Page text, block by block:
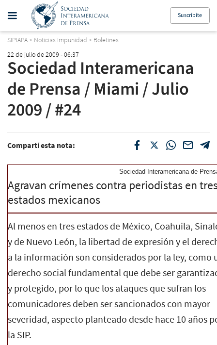
Suscribite
SIPIAPA> Noticias Impunidad > Boletines
22 de julio de 2009 - 06:37
Sociedad Interamericana
de Prensa / Miami / Julio
2009 / #24
Compartí esta nota:
Sociedad Interamericana de
Agravan crímenes contra periodistas en
estados mexicanos
Al menos en tres estados de México, Coahuila,
y de Nuevo León, la libertad de expresión y el
a la información son considerados por la ley, como
derecho social fundamental que debe ser
y protegido, por lo que los ataques que sufran los
comunicadores deben ser sancionados con mayor
severidad, aspecto planteado desde hace 10 años
la SIP.